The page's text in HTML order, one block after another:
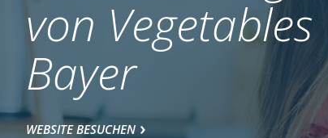
von Vegetables
Bayer
WEBSITE BESUCHEN